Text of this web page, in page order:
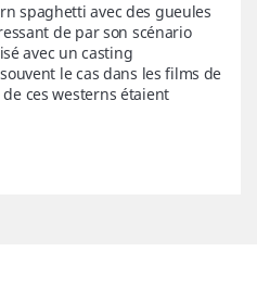
spaghetti avec des gueules
de par son scénario
avec un casting
le cas dans les films de
ces westerns étaient